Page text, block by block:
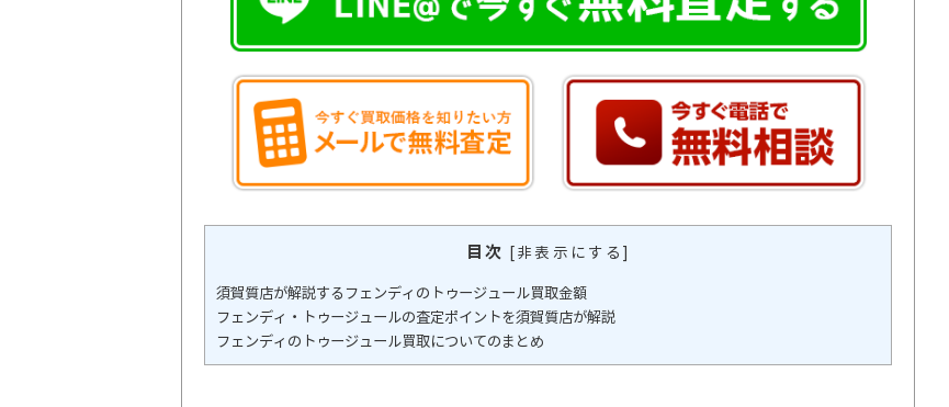
目次 [非表示にする ]
須賀質店が解説するフェンディのトゥージュール買取金額
フェンディ・トゥージュールの査定ポイントを須賀質店が解説
フェンディのトゥージュール買取についてのまとめ